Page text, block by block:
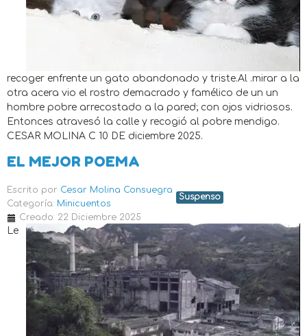
recoger enfrente un gato abandonado y triste.Al .mirar a la
otra acera vio el rostro demacrado y famélico de un un
hombre pobre arrecostado a la pared; con ojos vidriosos.
Entonces atravesó la calle y recogió al pobre mendigo.
CESAR MOLINA C 10 DE diciembre 2025.
EL MEJOR POEMA
Escrito por Cesar Molina Consuegra
Categoría: Minicuentos
Creado: 22 Diciembre 2025
Suspenso
Le